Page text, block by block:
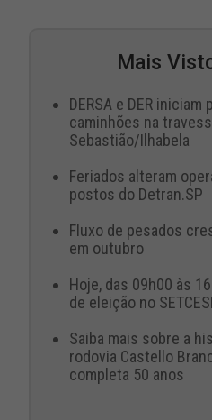
Mais
DERSA e DER iniciam
caminhões na
Sebastião/Ilhabela
Feriados alteram
postos do Detran.SP
Fluxo de pesados
em outubro
Hoje, das 09h00 às
de eleição no
Saiba mais sobre a
rodovia Castello
completa 50 anos